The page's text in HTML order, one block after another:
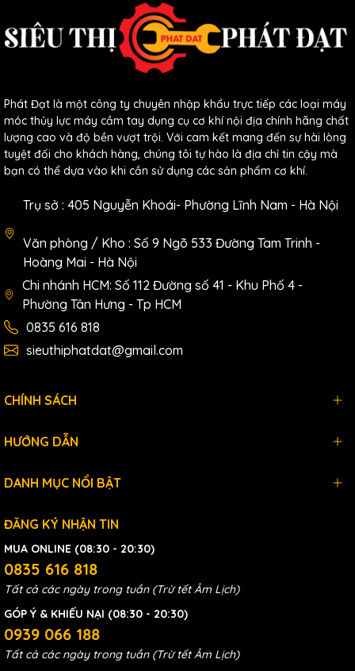
Phân loại theo cấu tạo,hình
Kích lùn :là loại kích thủy lực 1 chiều thường được đánh mã đầu
đầu thấp, dẹt với hành trình nhỏ chỉ từ 7-26mm, trọng tải từ 5-
chữa máy, nâng hạ ở những vị trí hẹp mà kích thông thường
không đặt vào được.
Phát Đạt là một công ty chuyên nhập khẩu trực tiếp các loại máy
móc thủy lực máy cầm tay dụng cụ cơ khí nội địa chính hãng chất
lượng cao và độ bền vượt trội. Với cam kết mang đến sự hài lòng
tuyệt đối cho khách hàng, chúng tôi tự hào là địa chỉ tin cậy mà
bạn có thể dựa vào khi cần sử dụng các sản phẩm cơ khí.
Trụ sở : 405 Nguyễn Khoái- Phường Lĩnh Nam - Hà Nội
Văn phòng / Kho : Số 9 Ngõ 533 Đường Tam Trinh -
Hoàng Mai - Hà Nội
Chi nhánh HCM: Số 112 Đường số 41 - Khu Phố 4 -
Phường Tân Hưng - Tp HCM
0835 616 818
sieuthiphatdat@gmail.com
CHÍNH SÁCH
HƯỚNG DẪN
DANH MỤC NỔI BẬT
ĐĂNG KÝ NHẬN TIN
MUA ONLINE (08:30 - 20:30)
0835 616 818
Tất cả các ngày trong tuần (Trừ tết Âm Lịch)
GÓP Ý & KHIẾU NẠI (08:30 - 20:30)
0939 066 188
Tất cả các ngày trong tuần (Trừ tết Âm Lịch)